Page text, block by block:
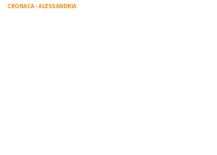
CRONACA-ALESSANDRIA